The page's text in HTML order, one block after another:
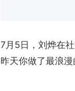
7月5日，刘烨在
昨天你做了最浪